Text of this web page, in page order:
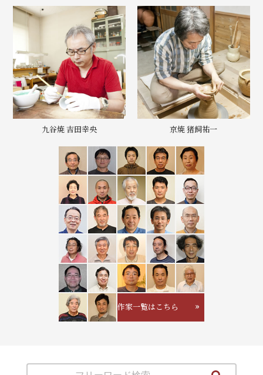
九谷焼 吉田幸央 京焼 猪飼祐一
作家一覧はこちら